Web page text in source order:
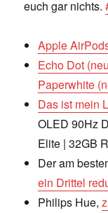
euch gar nichts.
Apple
Echo Dot
Paperwhite
Das ist mein
OLED 90Hz
Elite | 32GB
Der am
ein Drittel
Philips Hue,